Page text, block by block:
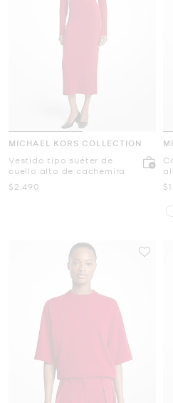
MICHAEL KORS COLLECTION
Vestido tipo suéter de
cuello alto de cachemira
Ahora
$2,490